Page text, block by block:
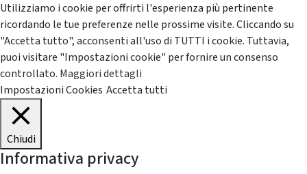
Utilizziamo i cookie per offrirti l'esperienza più pertinente
ricordando le tue preferenze nelle prossime visite. Cliccando su
"Accetta tutto", acconsenti all'uso di TUTTI i cookie. Tuttavia,
puoi visitare "Impostazioni cookie" per fornire un consenso
controllato. Maggiori dettagli
Impostazioni Cookies Accetta tutti
Chiudi
Informativa privacy